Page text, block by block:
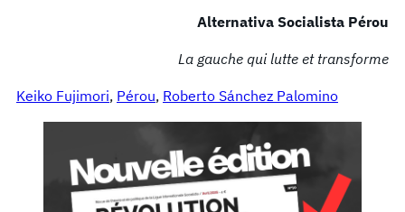
Alternativa Socialista Pérou
La gauche qui lutte et transforme
Keiko Fujimori, Pérou, Roberto Sánchez Palomino